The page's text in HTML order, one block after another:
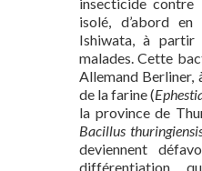
isolé, d’abord
Ishiwata, à
malades. Cette
Allemand Berliner,
de la farine (
la province de
Bacillus
deviennent
différentiation,